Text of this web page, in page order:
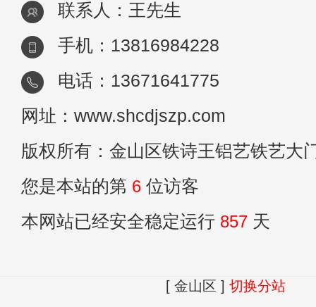
联系人：王先生
手机：13816984228
电话：13671641775
网址：www.shcdjszp.com
版权所有：金山区铁诗王铝艺铁艺大
您是本站的第 6 位访客
本网站已经安全稳定运行 857 天
[ 金山区 ] 切换分站